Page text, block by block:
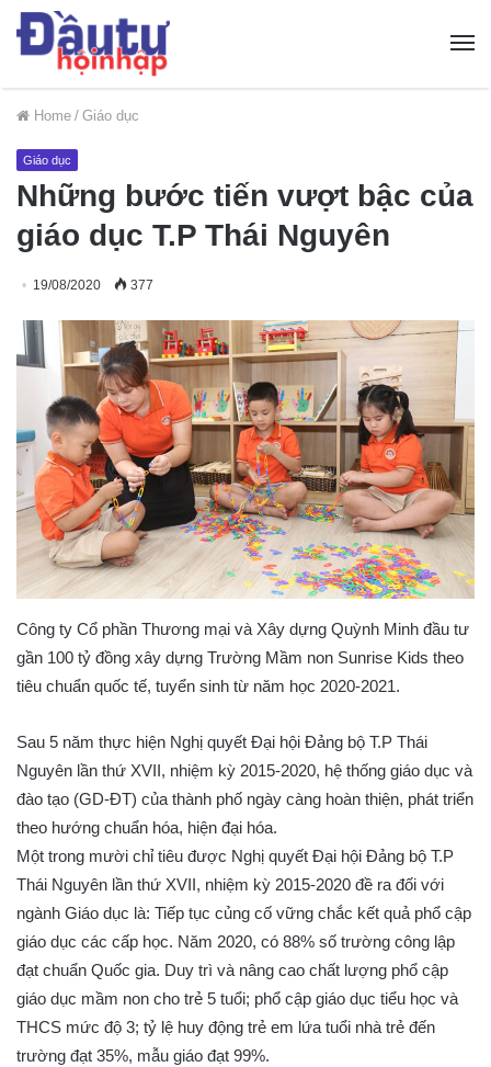
Home / Giáo dục
Giáo dục
Những bước tiến vượt bậc của
giáo dục T.P Thái Nguyên
19/08/2020 377
Công ty Cổ phần Thương mại và Xây dựng Quỳnh Minh đầu tư
gần 100 tỷ đồng xây dựng Trường Mầm non Sunrise Kids theo
tiêu chuẩn quốc tế, tuyển sinh từ năm học 2020-2021.
Sau 5 năm thực hiện Nghị quyết Đại hội Đảng bộ T.P Thái
Nguyên lần thứ XVII, nhiệm kỳ 2015-2020, hệ thống giáo dục và
đào tạo (GD-ĐT) của thành phố ngày càng hoàn thiện, phát triển
theo hướng chuẩn hóa, hiện đại hóa.
Một trong mười chỉ tiêu được Nghị quyết Đại hội Đảng bộ T.P
Thái Nguyên lần thứ XVII, nhiệm kỳ 2015-2020 đề ra đối với
ngành Giáo dục là: Tiếp tục củng cố vững chắc kết quả phổ cập
giáo dục các cấp học. Năm 2020, có 88% số trường công lập
đạt chuẩn Quốc gia. Duy trì và nâng cao chất lượng phổ cập
giáo dục mầm non cho trẻ 5 tuổi; phổ cập giáo dục tiểu học và
THCS mức độ 3; tỷ lệ huy động trẻ em lứa tuổi nhà trẻ đến
trường đạt 35%, mẫu giáo đạt 99%.